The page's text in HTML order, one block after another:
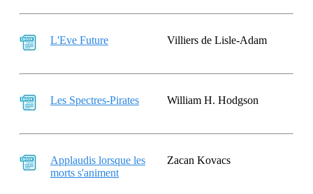
L'Eve Future Villiers de Lisle-Adam
Les Spectres-Pirates William H. Hodgson
Applaudis lorsque les
morts s'animent
Zacan Kovacs